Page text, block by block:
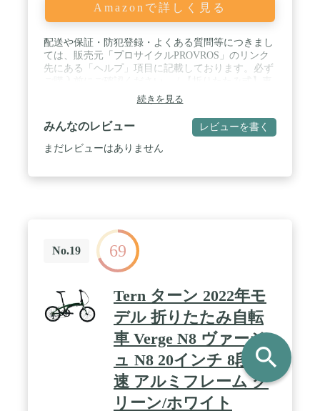
Amazonで詳しく見る
配送や保証・防犯登録・よくある質問等につきまし
ては、販売元「プロサイクルPROVROS」のリンク
先にある「ヘルプ」項目に記載しております。必ず
体フレームは折りたたみレバーで折り畳んでコンパ
クトにできるので、室内に収納したり持ち運びもで
きます。 / 【シマノ6段変速ギア】右ハンドルには
回すだけで簡単に変速可能シマノ製のグリップシフ
ターを搭載。6段変速で快適な走り心地を実現しま
扱説明書からご確認頂けます。
続きを見る
みんなのレビュー レビューを書く
まだレビューはありません
No.19 69
Tern ターン 2022年モ
デル 折りたたみ自転
車 Verge N8 ヴァージ
ュ N8 20インチ 8段変
速 アルミフレーム グ
リーン/ホワイト
search